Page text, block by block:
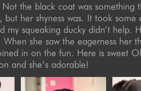
the black coat was something
but her shyness was. It took some
my squeaking ducky didn’t help.
she saw the eagerness her
in on the fun. Here is sweet
and she’s adorable!